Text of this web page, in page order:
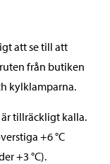
att se till att
från butiken
kylklamparna.
tillräckligt kalla.
+6 °C
+3 °C).